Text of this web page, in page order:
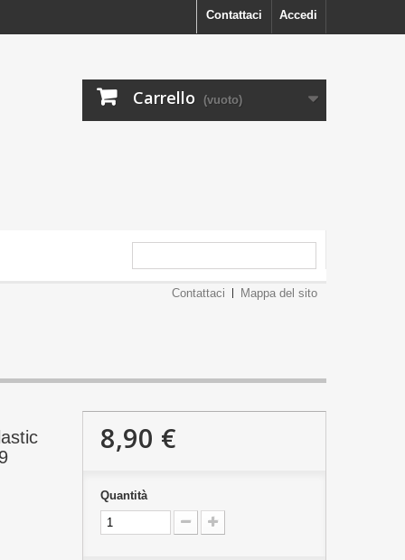
Accedi
Contattaci
Carrello (vuoto)
Contattaci Mappa del sito
8,90 €
Quantità